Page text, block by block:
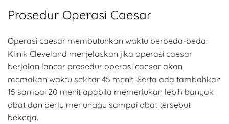
Prosedur Operasi Caesar
Operasi caesar membutuhkan waktu berbeda-beda.
Klinik Cleveland menjelaskan jika operasi caesar
berjalan lancar prosedur operasi caesar akan
memakan waktu sekitar 45 menit. Serta ada tambahkan
15 sampai 20 menit apabila memerlukan lebih banyak
obat dan perlu menunggu sampai obat tersebut
bekerja.